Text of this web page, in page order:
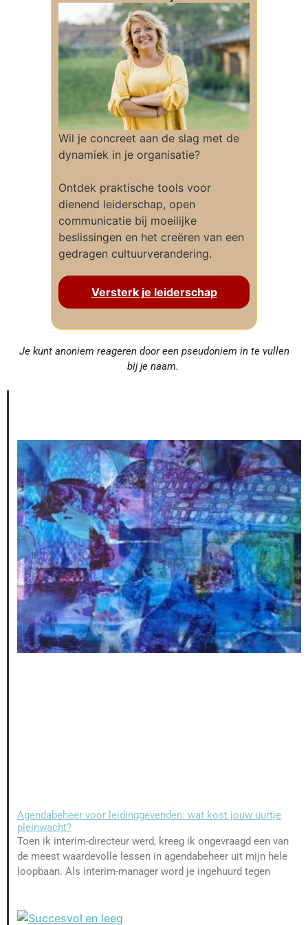
Wil je concreet aan de slag met de
dynamiek in je organisatie?
Ontdek praktische tools voor
dienend leiderschap, open
communicatie bij moeilijke
beslissingen en het creëren van een
gedragen cultuurverandering.
Versterk je leiderschap
Je kunt anoniem reageren door een pseudoniem in te vullen
bij je naam.
Agendabeheer voor leidinggevenden: wat kost jouw uurtje
pleinwacht?
Toen ik interim-directeur werd, kreeg ik ongevraagd een van
de meest waardevolle lessen in agendabeheer uit mijn hele
loopbaan. Als interim-manager word je ingehuurd tegen